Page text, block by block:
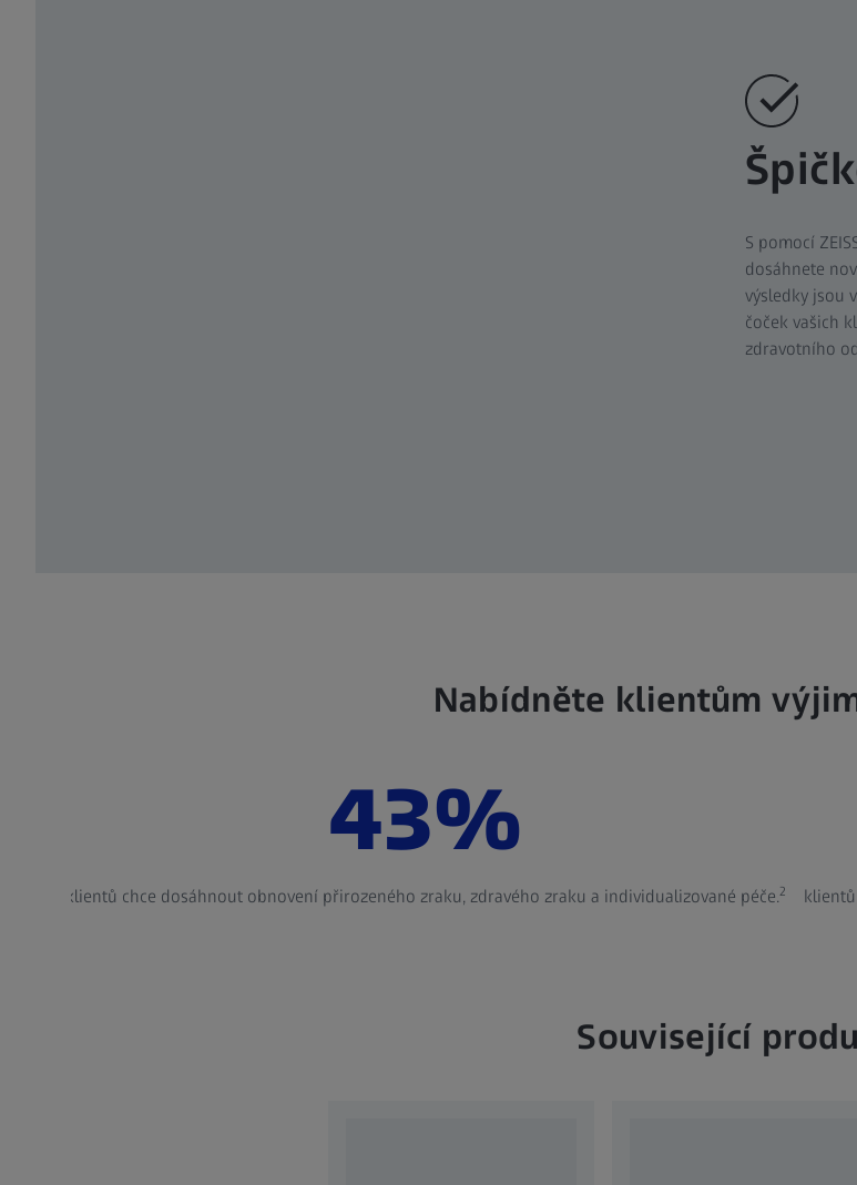
S pomocí
dosáhnete
výsledky jsou
čoček vašich
zdravotního
Nabídněte klientům
43%
klientů chce dosáhnout obnovení přirozeného zraku, zdravého zraku a individualizované péče.2
Související